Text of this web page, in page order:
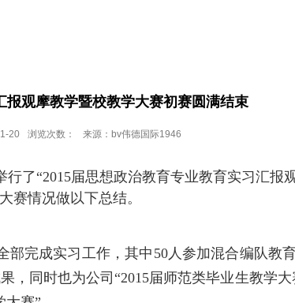
报观摩教学暨校教学大赛初赛圆满结束
20 浏览次数： 来源：bv伟德国际1946
行了“2015届思想政治教育专业教育实习汇报
赛情况做以下总结。
完成实习工作，其中50人参加混合编队教
同时也为公司“2015届师范类毕业生教学